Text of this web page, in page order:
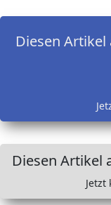
Diesen
Diesen Artikel